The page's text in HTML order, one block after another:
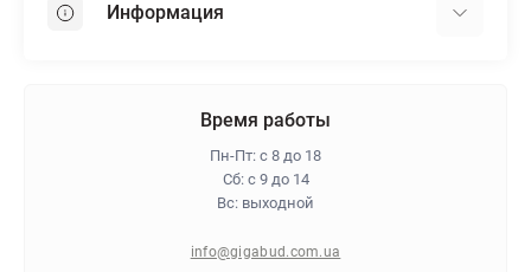
Пенопласт
Информация
Политика конфиденциальности
Время работы
Пн-Пт: с 8 до 18
Сб: с 9 до 14
Вс: выходной
info@gigabud.com.ua